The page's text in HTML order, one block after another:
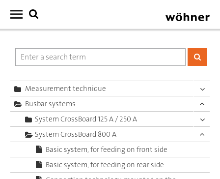
Measurement technique
Busbar systems
System CrossBoard 125 A / 250 A
System CrossBoard 800 A
Basic system, for feeding on front side
Basic system, for feeding on rear side